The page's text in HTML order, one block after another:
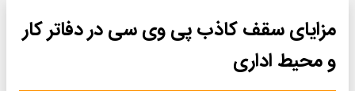
مزایای سقف کاذب پی وی سی در دفاتر کار
و محیط اداری